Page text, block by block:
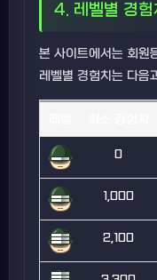
4. 레벨별 경험
본 사이트에서는 회원
레벨별 경험치는 다음
0
1,000
2,100